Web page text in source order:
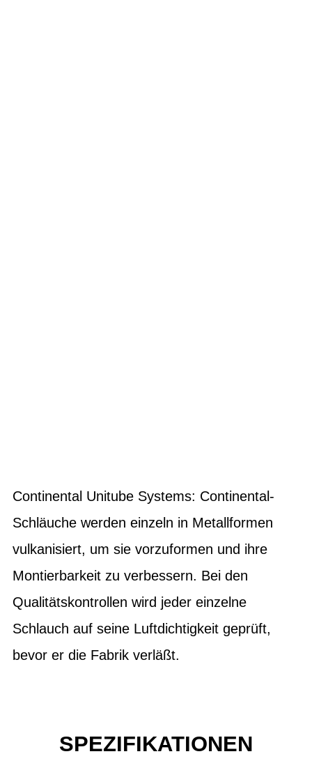
Continental Unitube Systems: Continental-
Schläuche werden einzeln in Metallformen
vulkanisiert, um sie vorzuformen und ihre
Montierbarkeit zu verbessern. Bei den
Qualitätskontrollen wird jeder einzelne
Schlauch auf seine Luftdichtigkeit geprüft,
bevor er die Fabrik verläßt.
SPEZIFIKATIONEN